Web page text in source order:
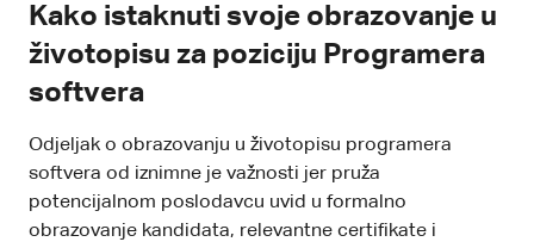
Kako istaknuti svoje obrazovanje u
životopisu za poziciju Programera
softvera
Odjeljak o obrazovanju u životopisu programera
softvera od iznimne je važnosti jer pruža
potencijalnom poslodavcu uvid u formalno
obrazovanje kandidata, relevantne certifikate i